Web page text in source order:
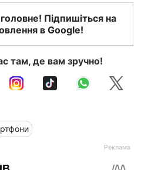
Підпишіться на
в Google!
там, де вам зручно!